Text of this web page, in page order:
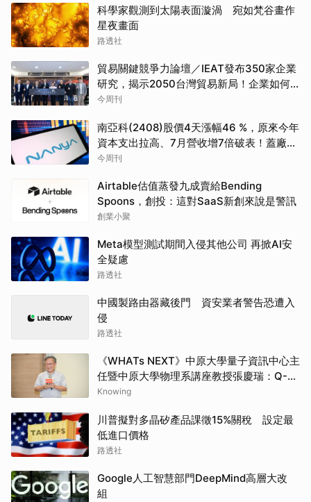
科學家觀測到太陽表面漩渦 宛如梵谷畫作
星夜畫面
路透社
貿易關鍵競爭力論壇／IEAT發布350家企業
研究，揭示2050台灣貿易新局！企業如何
透過養「蝦」養「馬」掌握先機？
今周刊
南亞科(2408)股價4天漲幅46 %，原來今年
資本支出拉高、7月營收增7倍破表！蓋廠買
設備最新營運目標曝光
今周刊
Airtable估值蒸發九成賣給Bending
Spoons，創投：這對SaaS新創來說是警訊
創業小聚
Meta模型測試期間入侵其他公司 再掀AI安
全疑慮
路透社
中國製路由器藏後門 資安業者警告恐遭入
侵
路透社
《WHATs NEXT》中原大學量子資訊中心主
任暨中原大學物理系講座教授張慶瑞：Q-
day的countdown現在已經開始了
Knowing
川普擬對多晶矽產品課徵15%關稅 設定最
低進口價格
路透社
Google人工智慧部門DeepMind高層大改
組